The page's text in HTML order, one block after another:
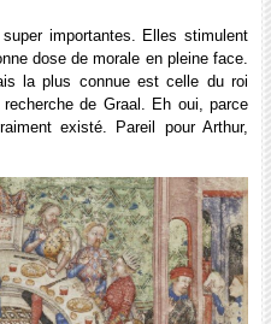
importantes. Elles stimulent
dose de morale en pleine face.
la plus connue est celle du roi
de Graal. Eh oui, parce
existé. Pareil pour Arthur,